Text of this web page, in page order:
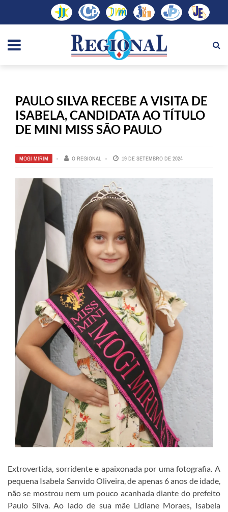
PAULO SILVA RECEBE A VISITA DE
ISABELA, CANDIDATA AO TÍTULO
DE MINI MISS SÃO PAULO
MOGI MIRIM O REGIONAL 19 DE SETEMBRO DE 2024
Extrovertida, sorridente e apaixonada por uma fotografia. A
pequena Isabela Sanvido Oliveira, de apenas 6 anos de idade,
não se mostrou nem um pouco acanhada diante do prefeito
Paulo Silva. Ao lado de sua mãe Lidiane Moraes, Isabela